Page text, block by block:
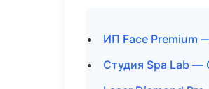
ИП Face Premium
Студия Spa Lab —